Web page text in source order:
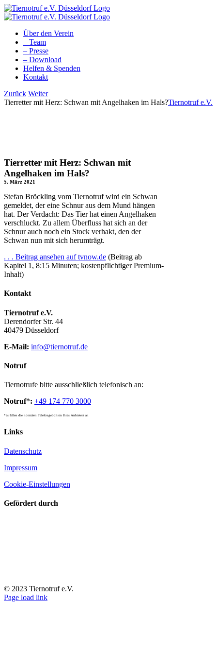
Zum
Inhalt
Über den Verein
– Team
– Presse
– Download
Helfen & Spenden
Kontakt
Facebook
YouTube
Instagram
Tiktok
Zurück Weiter
Tierretter mit Herz: Schwan mit Angelhaken im Hals?Tiernotruf e.V.
Tierretter mit Herz: Schwan mit
Angelhaken im Hals?
5. März 2021
Stefan Bröckling vom Tiernotruf wird ein Schwan
gemeldet, der eine Schnur aus dem Mund hängen
hat. Der Verdacht: Das Tier hat einen Angelhaken
verschluckt. Zu allem Überfluss hat sich an der
Schnur auch noch ein Stock verhakt, den der
Schwan nun mit sich herumträgt.
. . . Beitrag ansehen auf tvnow.de (Beitrag ab
Kapitel 1, 8:15 Minuten; kostenpflichtiger Premium-
Inhalt)
Kontakt
Tiernotruf e.V.
Derendorfer Str. 44
40479 Düsseldorf
E-Mail: info@tiernotruf.de
Notruf
Tiernotrufe bitte ausschließlich telefonisch an:
Notruf*: +49 174 770 3000
*es fallen die normalen Telefongebühren Ihres Anbieters an
Links
Datenschutz
Impressum
Cookie-Einstellungen
Gefördert durch
© 2023 Tiernotruf e.V.
Page load link